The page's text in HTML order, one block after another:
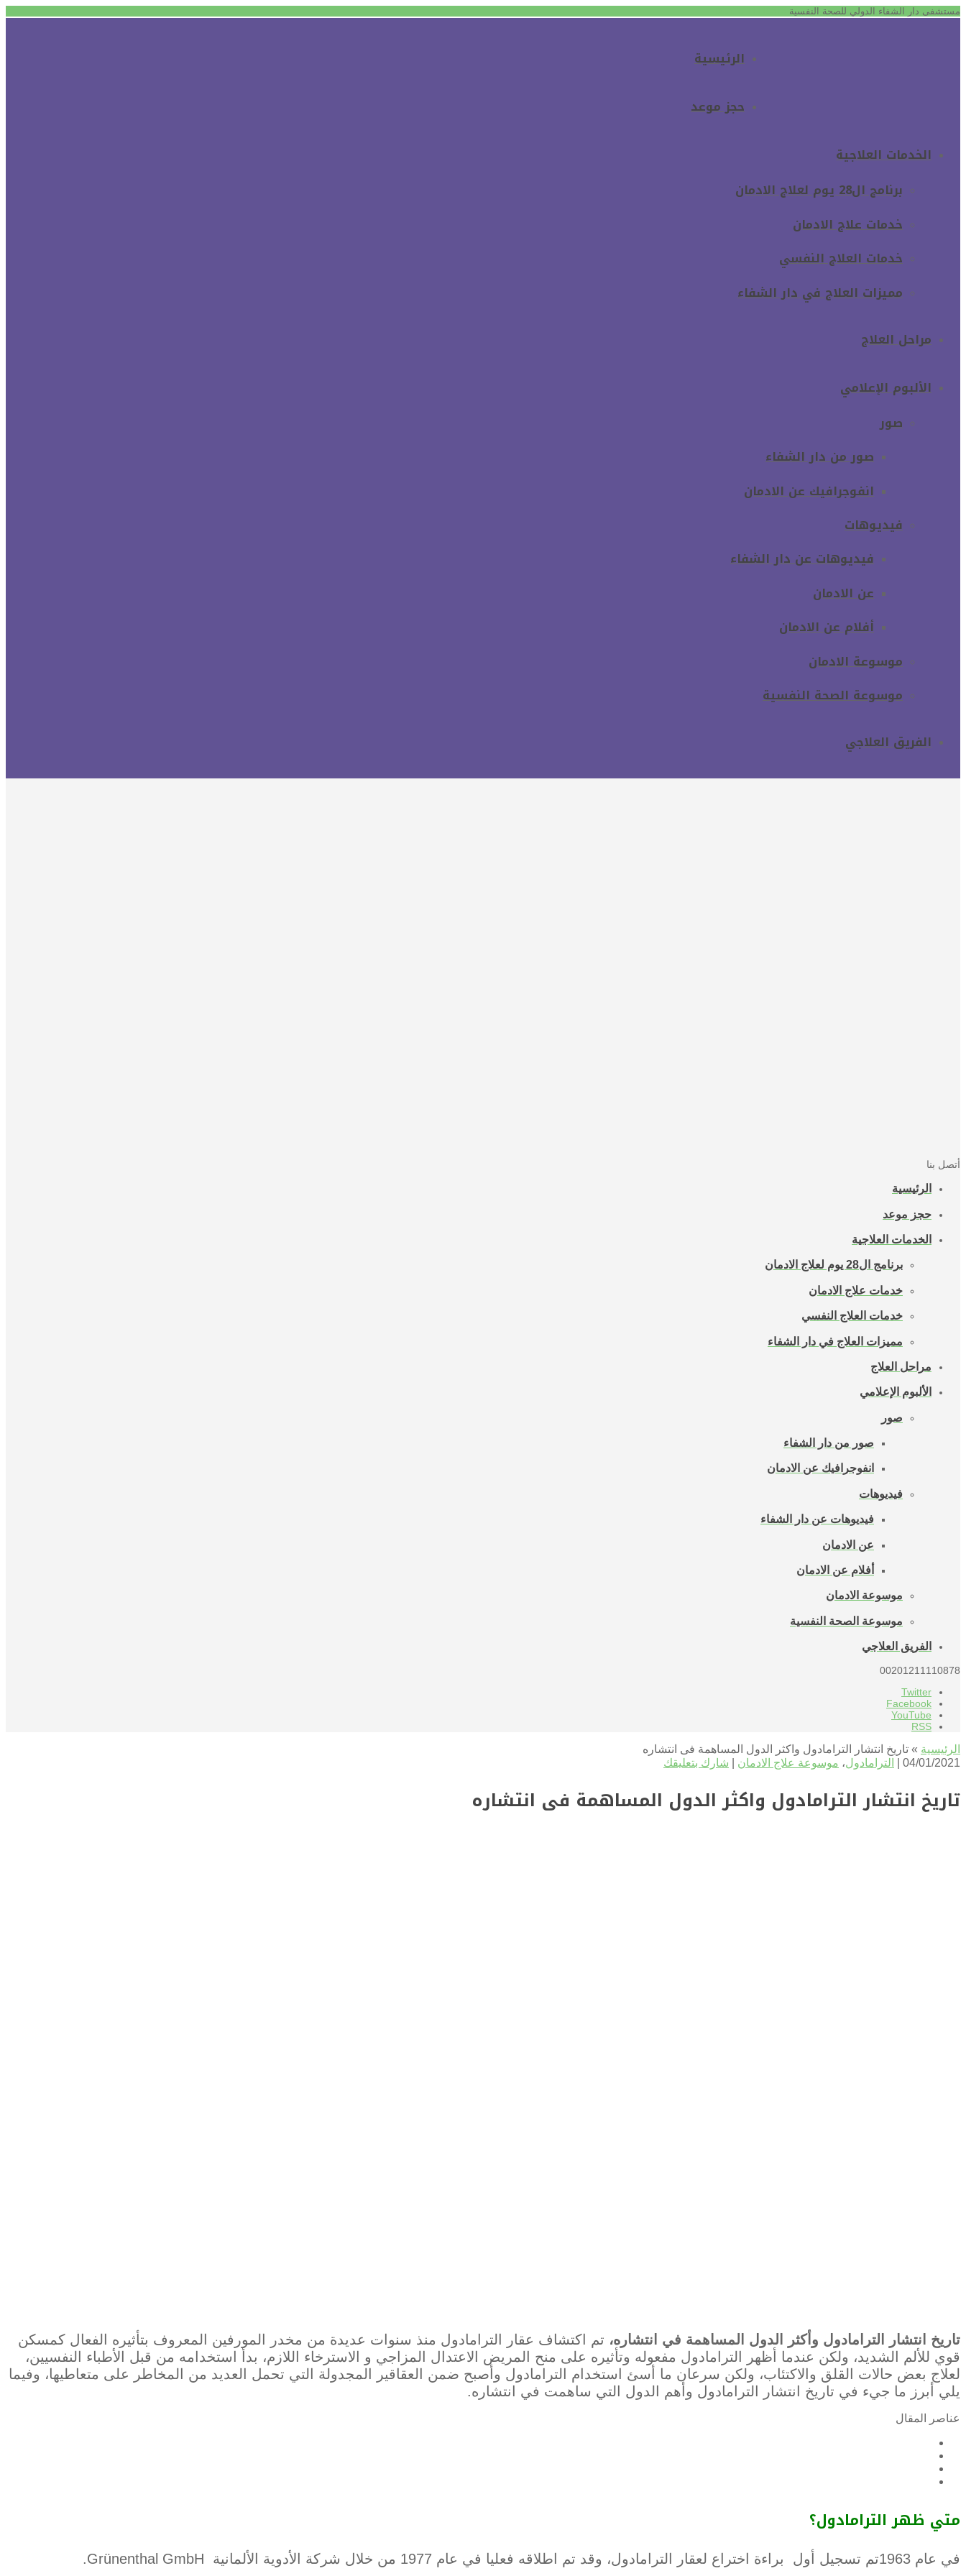
مستشفى دار الشفاء الدولي للصحة النفسية
الرئيسية
حجز موعد
الخدمات العلاجية
برنامج ال28 يوم لعلاج الادمان
خدمات علاج الادمان
خدمات العلاج النفسي
مميزات العلاج في دار الشفاء
مراحل العلاج
الألبوم الإعلامي
صور
صور من دار الشفاء
انفوجرافيك عن الادمان
فيديوهات
فيديوهات عن دار الشفاء
عن الادمان
أفلام عن الادمان
موسوعة الادمان
موسوعة الصحة النفسية
الفريق العلاجي
أتصل بنا
الرئيسية
حجز موعد
الخدمات العلاجية
برنامج ال28 يوم لعلاج الادمان
خدمات علاج الادمان
خدمات العلاج النفسي
مميزات العلاج في دار الشفاء
مراحل العلاج
الألبوم الإعلامي
صور
صور من دار الشفاء
انفوجرافيك عن الادمان
فيديوهات
فيديوهات عن دار الشفاء
عن الادمان
أفلام عن الادمان
موسوعة الادمان
موسوعة الصحة النفسية
الفريق العلاجي
00201211110878
Twitter
Facebook
YouTube
RSS
الرئيسية » تاريخ انتشار الترامادول واكثر الدول المساهمة فى انتشاره
04/01/2021 |
الترامادول، موسوعة علاج الادمان شارك بتعليقك
تاريخ انتشار الترامادول واكثر الدول المساهمة فى انتشاره
تاريخ انتشار الترامادول وأكثر الدول المساهمة في انتشاره، تم اكتشاف عقار الترامادول منذ سنوات عديدة من مخدر المورفين المعروف بتأثيره الفعال كمسكن
قوي للألم الشديد، ولكن عندما أظهر الترامادول مفعوله وتأثيره على منح المريض الاعتدال المزاجي و الاسترخاء اللازم، بدأ استخدامه من قبل الأطباء النفسيين،
لعلاج بعض حالات القلق والاكتئاب، ولكن سرعان ما أسئ استخدام الترامادول وأصبح ضمن العقاقير المجدولة التي تحمل العديد من المخاطر على متعاطيها، وفيما
يلي أبرز ما جيء في تاريخ انتشار الترامادول وأهم الدول التي ساهمت في انتشاره.
عناصر المقال
متي ظهر الترامادول؟
في عام 1963تم تسجيل أول براءة اختراع لعقار الترامادول، وقد تم اطلاقه فعليا في عام 1977 من خلال شركة الأدوية الألمانية Grünenthal GmbH.